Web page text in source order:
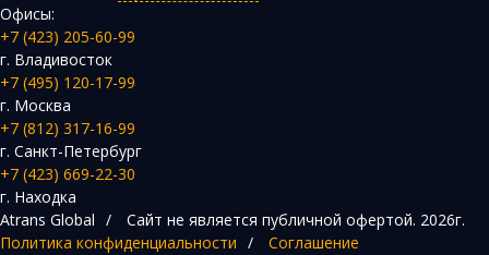
Офисы:
+7 (423) 205-60-99
г. Владивосток
+7 (495) 120-17-99
г. Москва
+7 (812) 317-16-99
г. Санкт-Петербург
+7 (423) 669-22-30
г. Находка
Atrans Global / Сайт не является публичной офертой. 2026г.
Политика конфиденциальности / Соглашение